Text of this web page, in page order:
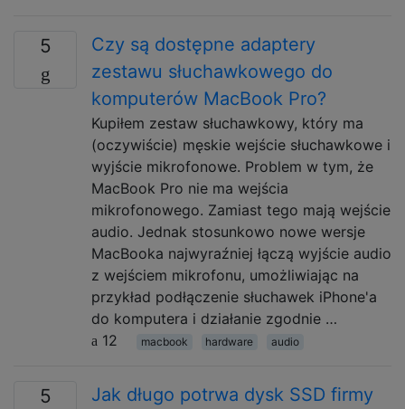
5
Czy są dostępne adaptery
zestawu słuchawkowego do
komputerów MacBook Pro?
Kupiłem zestaw słuchawkowy, który ma
(oczywiście) męskie wejście słuchawkowe i
wyjście mikrofonowe. Problem w tym, że
MacBook Pro nie ma wejścia
mikrofonowego. Zamiast tego mają wejście
audio. Jednak stosunkowo nowe wersje
MacBooka najwyraźniej łączą wyjście audio
z wejściem mikrofonu, umożliwiając na
przykład podłączenie słuchawek iPhone'a
do komputera i działanie zgodnie …
12
macbook hardware audio
5
Jak długo potrwa dysk SSD firmy